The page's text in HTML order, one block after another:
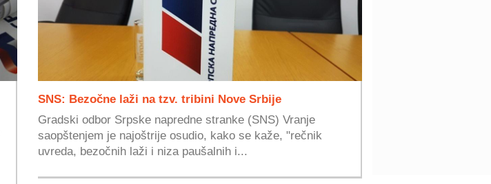
SNS: Bezočne laži na tzv. tribini Nove Srbije
Gradski odbor Srpske napredne stranke (SNS) Vranje
saopštenjem je najoštrije osudio, kako se kaže, "rečnik
uvreda, bezočnih laži i niza paušalnih i...